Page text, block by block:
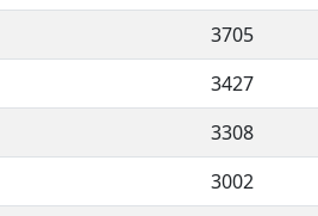
3705
3427
3308
3002